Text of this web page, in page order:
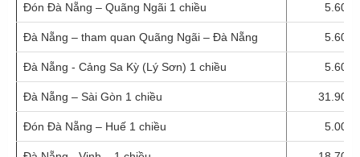
Đón Đà Nẵng – Quãng Ngãi 1 chiều 5.600
Đà Nẵng – tham quan Quãng Ngãi – Đà Nẵng 5.600
Đà Nẵng - Cảng Sa Kỳ (Lý Sơn) 1 chiều 5.600
Đà Nẵng – Sài Gòn 1 chiều 31.900
Đón Đà Nẵng – Huế 1 chiều 5.000